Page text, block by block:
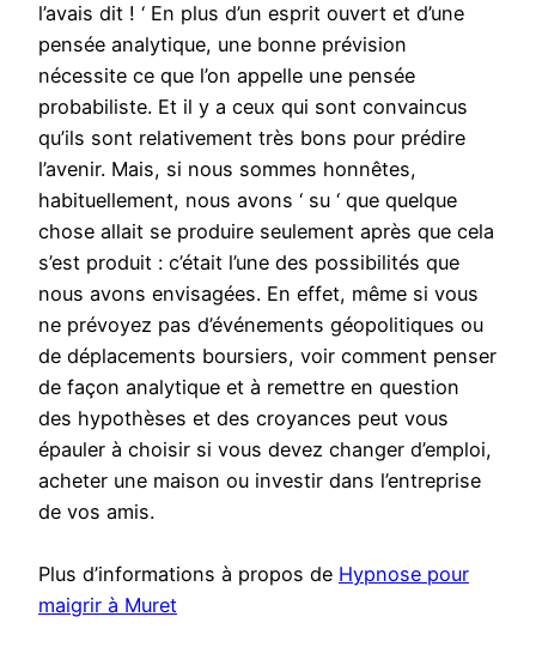
l’avais dit ! ‘ En plus d’un esprit ouvert et d’une
pensée analytique, une bonne prévision
nécessite ce que l’on appelle une pensée
probabiliste. Et il y a ceux qui sont convaincus
qu’ils sont relativement très bons pour prédire
l’avenir. Mais, si nous sommes honnêtes,
habituellement, nous avons ‘ su ‘ que quelque
chose allait se produire seulement après que cela
s’est produit : c’était l’une des possibilités que
nous avons envisagées. En effet, même si vous
ne prévoyez pas d’événements géopolitiques ou
de déplacements boursiers, voir comment penser
de façon analytique et à remettre en question
des hypothèses et des croyances peut vous
épauler à choisir si vous devez changer d’emploi,
acheter une maison ou investir dans l’entreprise
de vos amis.
Plus d’informations à propos de Hypnose pour
maigrir à Muret